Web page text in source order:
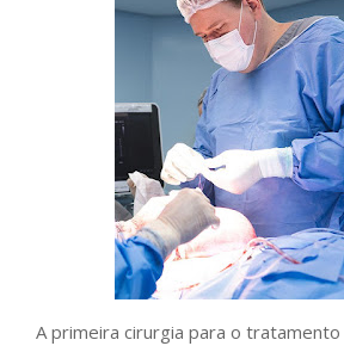
A primeira cirurgia para o